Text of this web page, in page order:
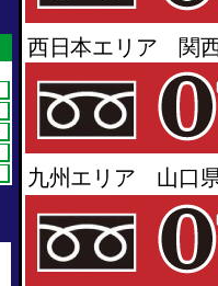
西日本エリア 関
九州エリア 山口